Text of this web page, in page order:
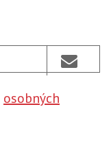
osobných